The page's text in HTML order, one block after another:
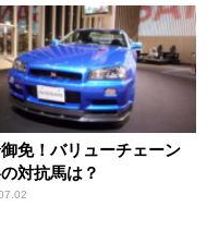
免！バリューチェーン
対抗馬は？